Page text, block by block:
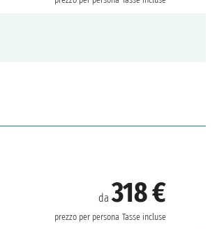
da318 €
prezzo per persona Tasse incluse